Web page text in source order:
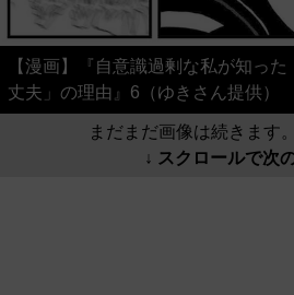
【漫画】『自意識過剰な私が知っ
丈夫」の理由』6（ゆきさん提供）
まだまだ画像は続きます
↓ スクロールで次